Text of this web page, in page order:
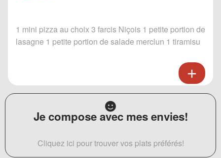
1 mini pizza au choix 3 farcis Niçois 1 petite portion de
lasagne 1 petite portion de salade merclun 1 tiramisu
Je compose avec mes envies!
Cliquez ici pour trouver vos plats préférés!